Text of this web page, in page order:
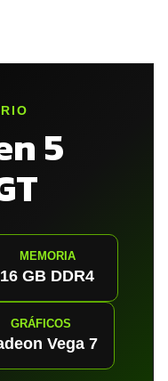
5
MEMORIA
16 GB DDR4
GRÁFICOS
Vega 7